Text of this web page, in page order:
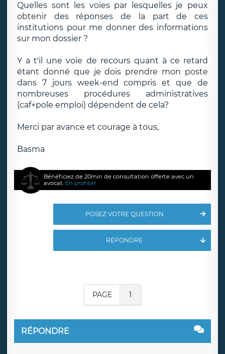
Quelles sont les voies par lesquelles je peux
obtenir des réponses de la part de ces
institutions pour me donner des informations
sur mon dossier ?
Y a t'il une voie de recours quant à ce retard
étant donné que je dois prendre mon poste
dans 7 jours week-end compris et que de
nombreuses procédures administratives
(caf+pole emploi) dépendent de cela?
Merci par avance et courage à tous,
Basma
Bénéficiez de 20min de consultation offerte avec un
avocat. En profiter
POSEZ VOTRE QUESTION
RÉPONDRE
PAGE 1
RÉPONDRE